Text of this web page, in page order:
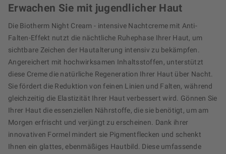
Erwachen Sie mit jugendlicher Haut
Die Biotherm Night Cream - intensive Nachtcreme mit Anti-
Falten-Effekt nutzt die nächtliche Ruhephase Ihrer Haut, um
sichtbare Zeichen der Hautalterung intensiv zu bekämpfen.
Angereichert mit hochwirksamen Inhaltsstoffen, unterstützt
diese Creme die natürliche Regeneration Ihrer Haut über Nacht.
Sie fördert die Reduktion von feinen Linien und Falten, während
gleichzeitig die Elastizität Ihrer Haut verbessert wird. Gönnen Sie
Ihrer Haut die essenziellen Nährstoffe, die sie benötigt, um am
Morgen erfrischt und verjüngt zu erscheinen. Dank ihrer
innovativen Formel mindert sie Pigmentflecken und schenkt
Ihnen ein glattes, ebenmäßiges Hautbild. Diese umfassende